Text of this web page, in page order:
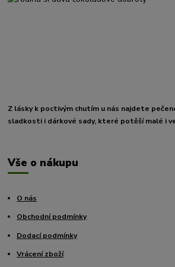
Z lásky k poctivým chutím u nás najdete
sladkosti i dárkové sady, které potěší malé i
Vše o nákupu
O nás
Obchodní podmínky
Dodací podmínky
Vrácení zboží